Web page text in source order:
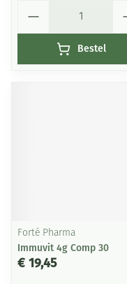
Bestel
Forté Pharma
Immuvit 4g Comp 30
€ 19,45